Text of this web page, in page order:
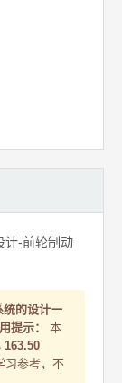
计-前轮制动
统的设计一
提示：
本
163.50
习参考，不